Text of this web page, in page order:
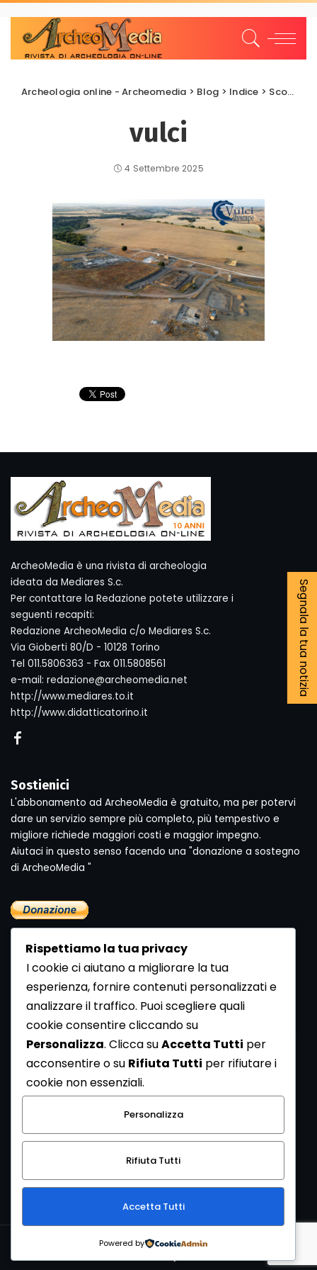
Archeologia online - Archeomedia > Blog > Indice > Scoperte e scavi
vulci
4 Settembre 2025
Segnala la tua notizia
ArcheoMedia è una rivista di archeologia
ideata da Mediares S.c.
Per contattare la Redazione potete utilizzare i
seguenti recapiti:
Redazione ArcheoMedia c/o Mediares S.c.
Via Gioberti 80/D - 10128 Torino
Tel 011.5806363 - Fax 011.5808561
e-mail: redazione@archeomedia.net
http://www.mediares.to.it
http://www.didatticatorino.it
Sostienici
L'abbonamento ad ArcheoMedia è gratuito, ma per potervi
dare un servizio sempre più completo, più tempestivo e
migliore richiede maggiori costi e maggior impegno.
Aiutaci in questo senso facendo una "donazione a sostegno
di ArcheoMedia "
Newsletter
Se vuoi ricevere la Rivista gratuita di archeologia realizzata
dalla Redazione di ArcheoMedia iscriviti alla nostra
Newsletter [Clicca Qui]
Con l'invio del messaggio l'utente dichiara di aver letto
l’informativa sulla privacy e di acconsentire al trattamento
dei propri dati personali.
Copyright © 1999-2026Mediares S.c.PI 07341730013 - [
Rispettiamo la tua privacy
I cookie ci aiutano a migliorare la tua
esperienza, fornire contenuti personalizzati e
analizzare il traffico. Puoi scegliere quali
cookie consentire cliccando su
Personalizza. Clicca suAccetta Tutti per
acconsentire o su Rifiuta Tutti per rifiutare i
cookie non essenziali.
Personalizza
Rifiuta Tutti
Accetta Tutti
Powered by